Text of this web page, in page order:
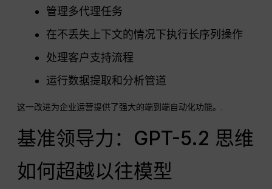
管理多代理任务
在不丢失上下文的情况下执行长序列操作
处理客户支持流程
运行数据提取和分析管道
这一改进为企业运营提供了强大的端到端自动化功能。.
基准领导力：GPT-5.2 思维
如何超越以往模型